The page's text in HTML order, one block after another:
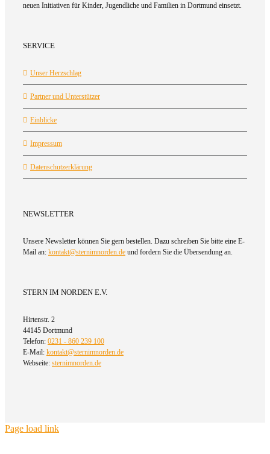
neuen Initiativen für Kinder, Jugendliche und Familien in Dortmund einsetzt.
SERVICE
Unser Herzschlag
Partner und Unterstützer
Einblicke
Impressum
Datenschutzerklärung
NEWSLETTER
Unsere Newsletter können Sie gern bestellen. Dazu schreiben Sie bitte eine E-
Mail an: kontakt@sternimnorden.de und fordern Sie die Übersendung an.
STERN IM NORDEN E.V.
Hirtenstr. 2
44145 Dortmund
Telefon: 0231 - 860 239 100
E-Mail: kontakt@sternimnorden.de
Webseite: sternimnorden.de
Page load link